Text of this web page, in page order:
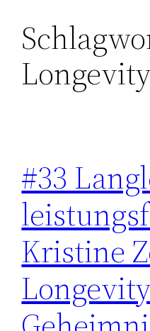
Zum
Inhalt
springen
#33
Kristine